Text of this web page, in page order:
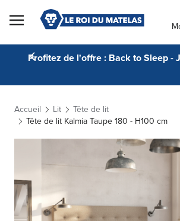
Skip to Content
Profitez de l'offre : Back to Sleep -
Accueil Lit
Tête de lit
Tête de lit Kalmia Taupe 180 - H100 cm